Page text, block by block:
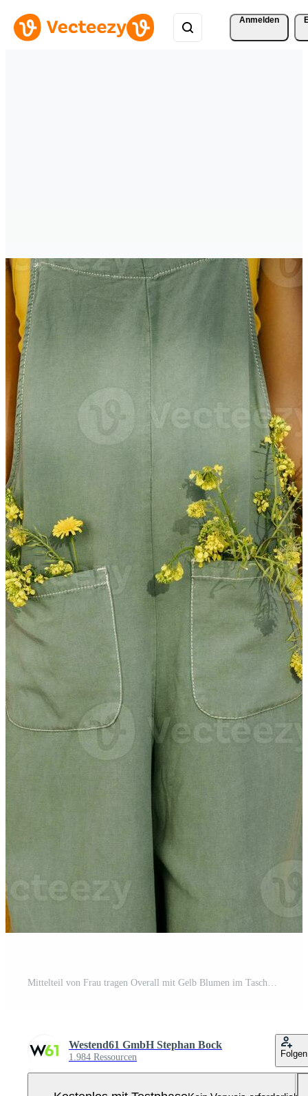
Anmelden
Westend61 GmbH Stephan Bock
1.984 Ressourcen Folgen